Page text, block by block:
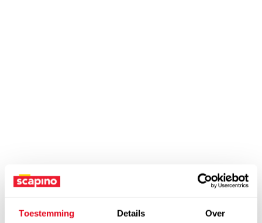
Toestemming Details Over